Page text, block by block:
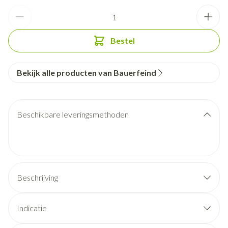
Bestel
Bekijk alle producten van Bauerfeind
Beschikbare leveringsmethoden
Beschrijving
Indicatie